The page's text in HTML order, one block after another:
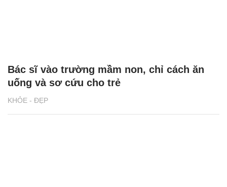
KHỎE - ĐẸP
Bác sĩ vào trường mầm non, chỉ cách ăn
uống và sơ cứu cho trẻ